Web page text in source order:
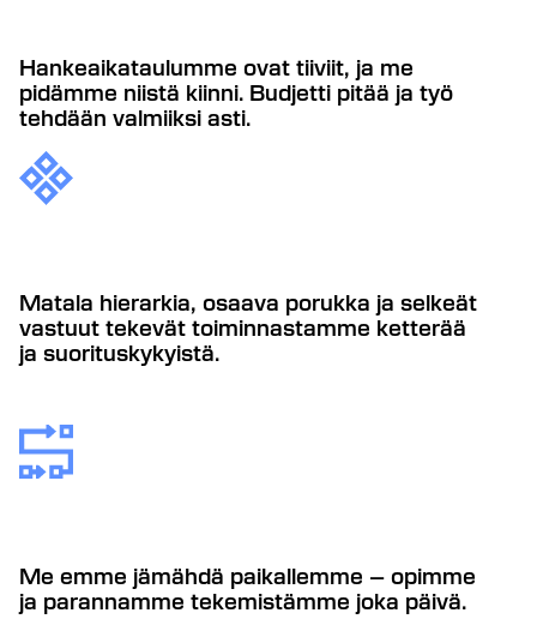
Hankeaikataulumme ovat tiiviit, ja me
pidämme niistä kiinni. Budjetti pitää ja työ
tehdään valmiiksi asti.
Matala hierarkia, osaava porukka ja selkeät
vastuut tekevät toiminnastamme ketterää
ja suorituskykyistä.
Me emme jämähdä paikallemme – opimme
ja parannamme tekemistämme joka päivä.